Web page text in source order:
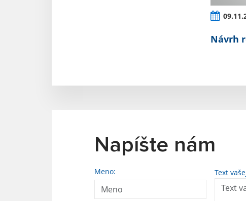
Návrh
Napíšte nám
Meno: Text